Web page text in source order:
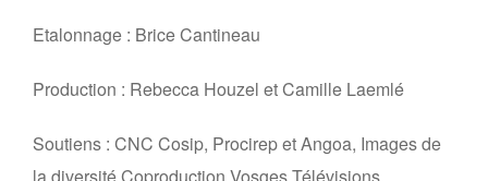
Etalonnage : Brice Cantineau
Production : Rebecca Houzel et Camille Laemlé
Soutiens : CNC Cosip, Procirep et Angoa, Images de
la diversité,Coproduction Vosges Télévisions